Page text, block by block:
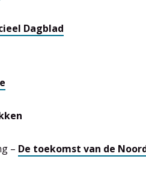
Dagblad
– De toekomst van de